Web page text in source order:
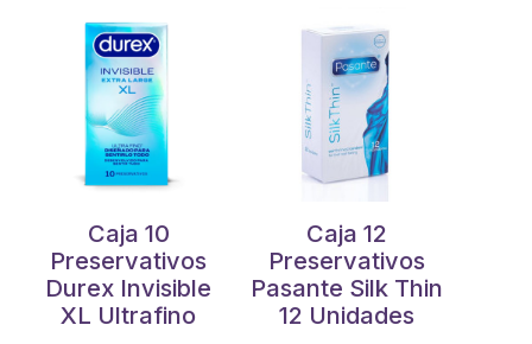
Caja 10
Preservativos
Durex Invisible
XL Ultrafino
Caja 12
Preservativos
Pasante Silk Thin
12 Unidades